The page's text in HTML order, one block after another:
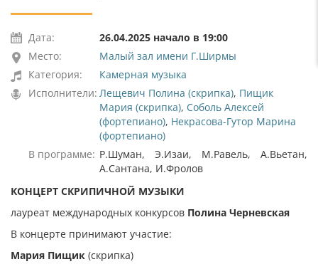
Дата:
26.04.2025 начало в 19:00
Место:
Малый зал имени Г.Ширмы
Категория:
Камерная музыка
Исполнители: Лещевич Полина (скрипка), Пищик
Мария (скрипка), Соболь Алексей
(фортепиано), Некрасова-Гутор Марина
(фортепиано)
В программе: Р.Шуман, Э.Изаи, М.Равель, А.Вьетан,
А.Сантана, И.Фролов
КОНЦЕРТ СКРИПИЧНОЙ МУЗЫКИ
лауреат международных конкурсов Полина Черневская
В концерте принимают участие:
Мария Пищик (скрипка)